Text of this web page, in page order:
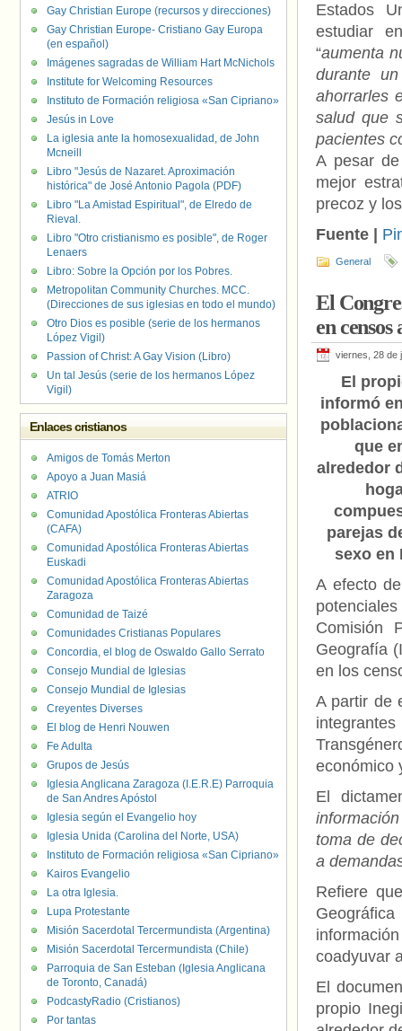
Estados
estudiar
“aumenta
durante
ahorrarles
salud que
pacientes
A pesar
mejor
precoz y
Fuente |
General
El
en
viernes, 28 de
El
informó
que
alrededor
parejas
sexo en
A efecto
Comisión
Geografía
en los
A partir de
económico
El
toma de
a
Refiere
coadyuvar
El
propio
Gay Christian Europe (recursos y direcciones)
Gay Christian Europe- Cristiano Gay Europa
(en español)
Imágenes sagradas de William Hart McNichols
Institute for Welcoming Resources
Instituto de Formación religiosa «San Cipriano»
Jesús in Love
La iglesia ante la homosexualidad, de John
Mcneill
Libro "Jesús de Nazaret. Aproximación
histórica" de José Antonio Pagola (PDF)
Libro "La Amistad Espiritual", de Elredo de
Rieval.
Libro "Otro cristianismo es posible", de Roger
Lenaers
Libro: Sobre la Opción por los Pobres.
Metropolitan Community Churches. MCC.
(Direcciones de sus iglesias en todo el mundo)
Otro Dios es posible (serie de los hermanos
López Vigil)
Passion of Christ: A Gay Vision (Libro)
Un tal Jesús (serie de los hermanos López
Vigil)
Enlaces cristianos
Amigos de Tomás Merton
Apoyo a Juan Masiá
ATRIO
Comunidad Apostólica Fronteras Abiertas
(CAFA)
Comunidad Apostólica Fronteras Abiertas
Euskadi
Comunidad Apostólica Fronteras Abiertas
Zaragoza
Comunidad de Taizé
Comunidades Cristianas Populares
Concordia, el blog de Oswaldo Gallo Serrato
Consejo Mundial de Iglesias
Consejo Mundial de Iglesias
Creyentes Diverses
El blog de Henri Nouwen
Fe Adulta
Grupos de Jesús
Iglesia Anglicana Zaragoza (I.E.R.E) Parroquia
de San Andres Apóstol
Iglesia según el Evangelio hoy
Iglesia Unida (Carolina del Norte, USA)
Instituto de Formación religiosa «San Cipriano»
Kairos Evangelio
La otra Iglesia.
Lupa Protestante
Misión Sacerdotal Tercermundista (Argentina)
Misión Sacerdotal Tercermundista (Chile)
Parroquia de San Esteban (Iglesia Anglicana
de Toronto, Canadá)
PodcastyRadio (Cristianos)
Por tantas